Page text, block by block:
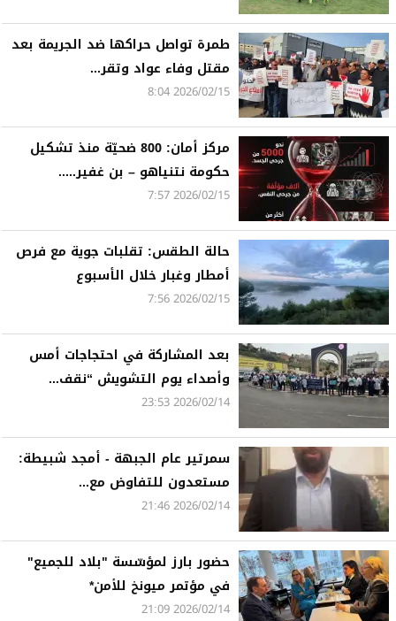
طمرة تواصل حراكها ضد الجريمة بعد
مقتل وفاء عواد وتقر...
2026/02/15 8:04
مركز أمان: 800 ضحيّة منذ تشكيل
حكومة نتنياهو – بن غفير.....
2026/02/15 7:57
حالة الطقس: تقلبات جوية مع فرص
أمطار وغبار خلال الأسبوع
2026/02/15 7:56
بعد المشاركة في احتجاجات أمس
وأصداء يوم التشويش “نقف...
2026/02/14 23:53
سمرتير عام الجبهة - أمجد شبيطة:
مستعدون للتفاوض مع...
2026/02/14 21:46
حضور بارز لمؤسّسة "بلاد للجميع"
في مؤتمر ميونخ للأمن*
2026/02/14 21:09